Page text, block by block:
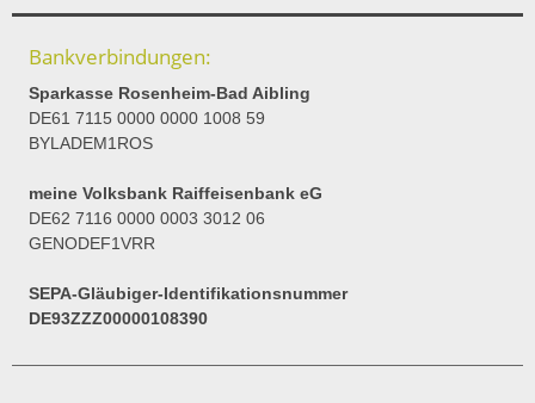
Bankverbindungen:
Sparkasse Rosenheim-Bad Aibling
DE61 7115 0000 0000 1008 59
BYLADEM1ROS
meine Volksbank Raiffeisenbank eG
DE62 7116 0000 0003 3012 06
GENODEF1VRR
SEPA-Gläubiger-Identifikationsnummer
DE93ZZZ00000108390